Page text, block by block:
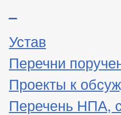
Устав
Перечни
Проекты к
Перечень НПА,